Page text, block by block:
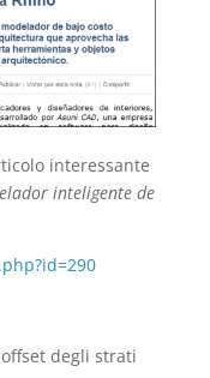
interessante
inteligente de
degli strati